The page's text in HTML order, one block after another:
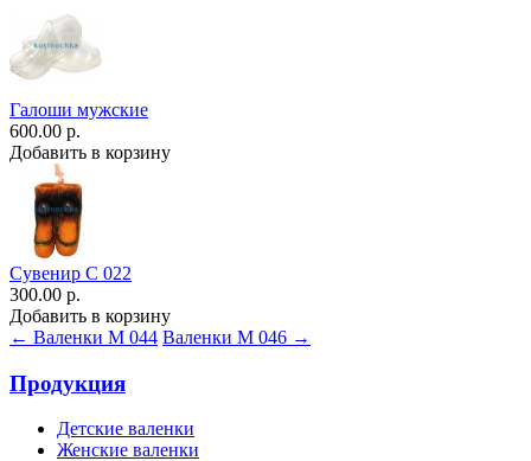
Галоши мужские
600.00 р.
Добавить в корзину
Сувенир С 022
300.00 р.
Добавить в корзину
← Валенки М 044 Валенки М 046 →
Продукция
Детские валенки
Женские валенки